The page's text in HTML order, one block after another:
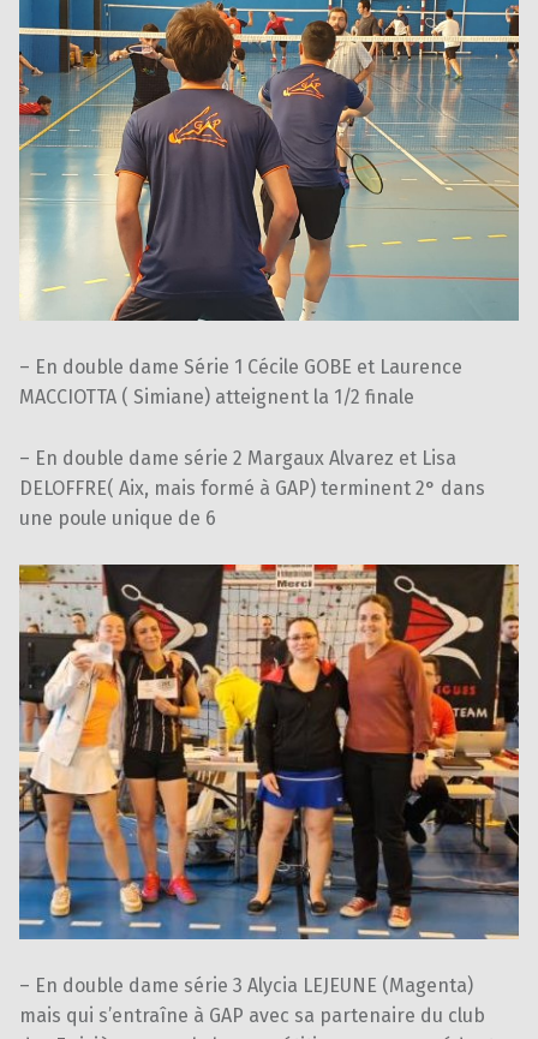
– En double dame Série 1 Cécile GOBE et Laurence
MACCIOTTA ( Simiane) atteignent la 1/2 finale
– En double dame série 2 Margaux Alvarez et Lisa
DELOFFRE( Aix, mais formé à GAP) terminent 2° dans
une poule unique de 6
– En double dame série 3 Alycia LEJEUNE (Magenta)
mais qui s’entraîne à GAP avec sa partenaire du club